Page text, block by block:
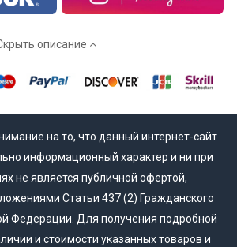
описание
на то, что данный интернет-сайт
информационный характер и ни при
не является публичной офертой,
Статьи 437 (2) Гражданского
Федерации. Для получения подробной
и стоимости указанных товаров и